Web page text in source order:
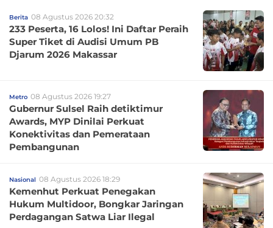
Berita 08 Agustus 2026 20:32
233 Peserta, 16 Lolos! Ini Daftar Peraih
Super Tiket di Audisi Umum PB
Djarum 2026 Makassar
Metro 08 Agustus 2026 19:27
Gubernur Sulsel Raih detiktimur
Awards, MYP Dinilai Perkuat
Konektivitas dan Pemerataan
Pembangunan
Nasional 08 Agustus 2026 18:29
Kemenhut Perkuat Penegakan
Hukum Multidoor, Bongkar Jaringan
Perdagangan Satwa Liar Ilegal